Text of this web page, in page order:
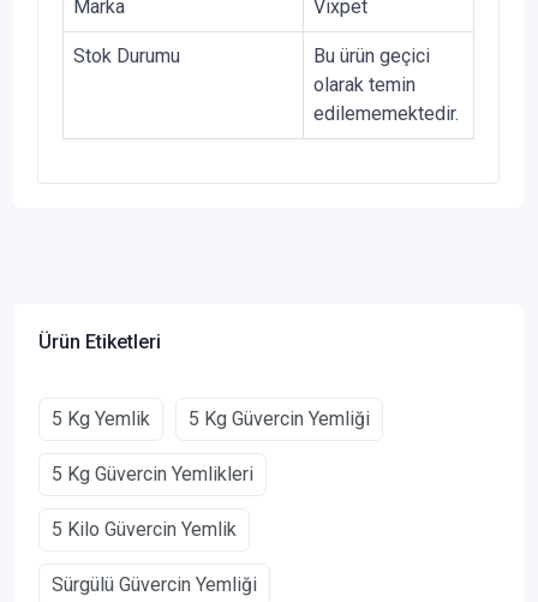
Marka Vixpet
Stok Durumu
Bu ürün geçici
olarak temin
edilememektedir.
Ürün Etiketleri
5 Kg Yemlik 5 Kg Güvercin Yemliği
5 Kg Güvercin Yemlikleri
5 Kilo Güvercin Yemlik
Sürgülü Güvercin Yemliği